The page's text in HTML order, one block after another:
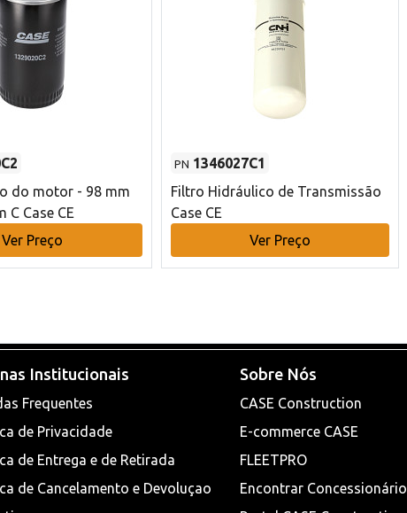
do motor - 98 mm
C Case CE
Ver Preço
PN 1346027C1
Filtro Hidráulico de Transmissão
Case CE
Ver Preço
Institucionais
Frequentes
de Privacidade
de Entrega e de Retirada
de Cancelamento e Devoluçao
Sobre Nós
CASE Construction
E-commerce CASE
FLEETPRO
Encontrar Concessionário